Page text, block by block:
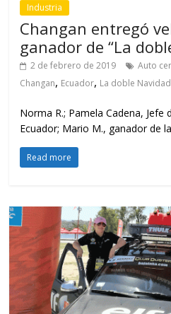
Industria
Changan entregó
ganador de “La
2 de febrero de 2019 Auto
Changan, Ecuador, La doble Navidad
Norma R.; Pamela Cadena, Jefe
Ecuador; Mario M., ganador de
Read more